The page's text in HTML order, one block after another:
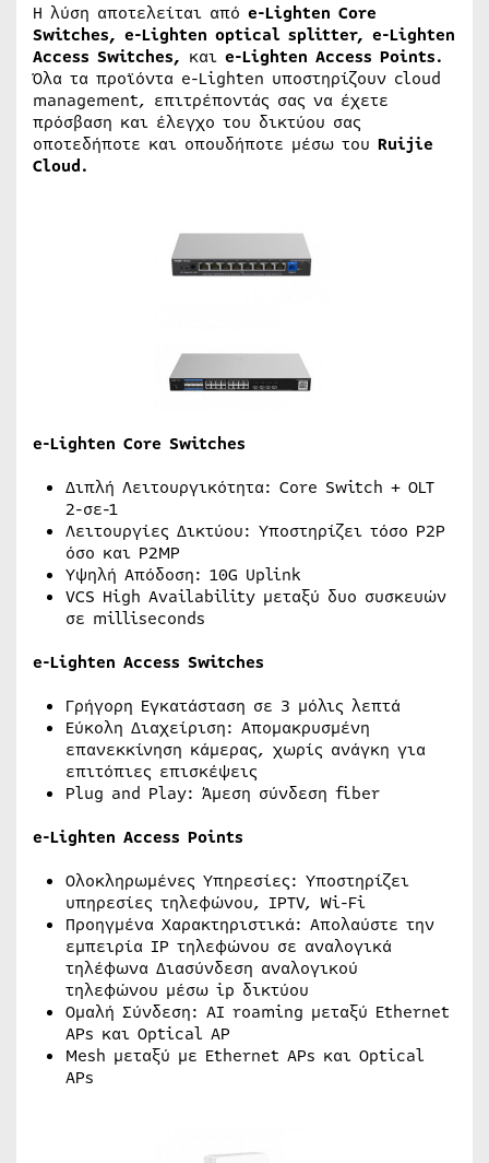
Η λύση αποτελείται από e-Lighten Core
Switches, e-Lighten optical splitter, e-Lighten
Access Switches, και e-Lighten Access Points.
Όλα τα προϊόντα e-Lighten υποστηρίζουν cloud
management, επιτρέποντάς σας να έχετε
πρόσβαση και έλεγχο του δικτύου σας
οποτεδήποτε και οπουδήποτε μέσω του Ruijie
Cloud.
e-Lighten Core Switches
Διπλή Λειτουργικότητα: Core Switch + OLT
2-σε-1
Λειτουργίες Δικτύου: Υποστηρίζει τόσο P2P
όσο και P2MP
Υψηλή Απόδοση: 10G Uplink
VCS High Availability μεταξύ δυο συσκευών
σε milliseconds
e-Lighten Access Switches
Γρήγορη Εγκατάσταση σε 3 μόλις λεπτά
Εύκολη Διαχείριση: Απομακρυσμένη
επανεκκίνηση κάμερας, χωρίς ανάγκη για
επιτόπιες επισκέψεις
Plug and Play: Άμεση σύνδεση fiber
e-Lighten Access Points
Ολοκληρωμένες Υπηρεσίες: Υποστηρίζει
υπηρεσίες τηλεφώνου, IPTV, Wi-Fi
Προηγμένα Χαρακτηριστικά: Απολαύστε την
εμπειρία IP τηλεφώνου σε αναλογικά
τηλέφωνα Διασύνδεση αναλογικού
τηλεφώνου μέσω ip δικτύου
Ομαλή Σύνδεση: AI roaming μεταξύ Ethernet
APs και Optical AP
Μesh μεταξύ με Ethernet APs και Optical
APs